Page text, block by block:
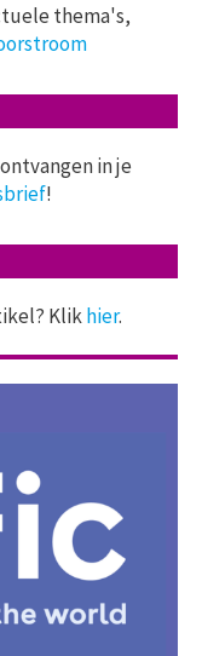
thema's,
in je
!
Klikhier.